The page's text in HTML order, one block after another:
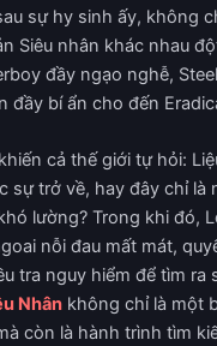
sự hy sinh ấy, không
Siêu nhân khác nhau
đầy ngạo nghễ,
đầy bí ẩn cho đến
cả thế giới tự hỏi:
sự trở về, hay đây chỉ là
lường? Trong khi đó,
nỗi đau mất mát,
tra nguy hiểm để tìm ra
Nhân không chỉ là một
còn là hành trình tìm